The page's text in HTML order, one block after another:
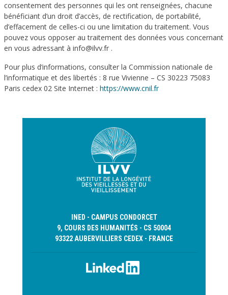
consentement des personnes qui les ont renseignées, chacune
bénéficiant d’un droit d’accès, de rectification, de portabilité,
d’effacement de celles-ci ou une limitation du traitement. Vous
pouvez vous opposer au traitement des données vous concernant
en vous adressant à info@ilvv.fr .
Pour plus d’informations, consulter la Commission nationale de
l’informatique et des libertés : 8 rue Vivienne – CS 30223 75083
Paris cedex 02 Site Internet : https://www.cnil.fr
INED - CAMPUS CONDORCET
9, COURS DES HUMANITÉS - CS 50004
93322 AUBERVILLIERS CEDEX - FRANCE